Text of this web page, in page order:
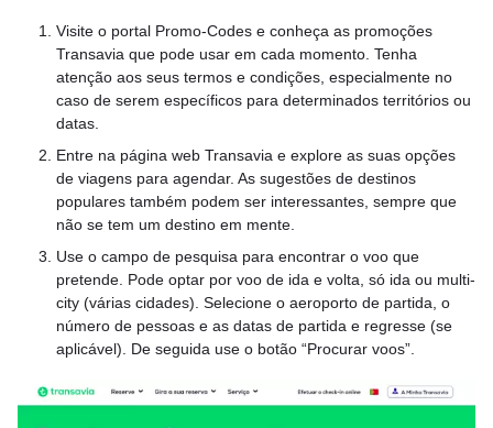
Visite o portal Promo-Codes e conheça as promoções
Transavia que pode usar em cada momento. Tenha
atenção aos seus termos e condições, especialmente no
caso de serem específicos para determinados territórios ou
datas.
Entre na página web Transavia e explore as suas opções
de viagens para agendar. As sugestões de destinos
populares também podem ser interessantes, sempre que
não se tem um destino em mente.
Use o campo de pesquisa para encontrar o voo que
pretende. Pode optar por voo de ida e volta, só ida ou multi-
city (várias cidades). Selecione o aeroporto de partida, o
número de pessoas e as datas de partida e regresse (se
aplicável). De seguida use o botão “Procurar voos”.